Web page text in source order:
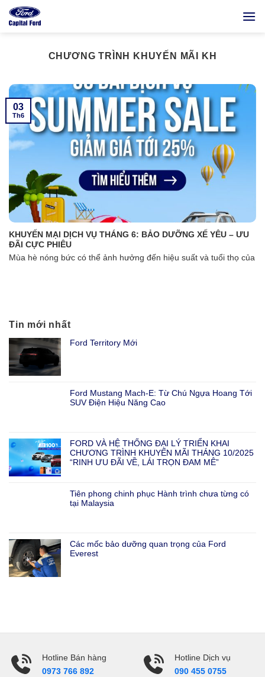
qua
CHƯƠNG TRÌNH KHUYẾN MÃI KH
KHUYẾN MẠI DỊCH VỤ THÁNG 6: BẢO DƯỠNG XẾ YÊU – ƯU
ĐÃI CỰC PHIÊU
Mùa hè nóng bức có thể ảnh hưởng đến hiệu suất và tuổi thọ của
03
Th6
Tin mới nhất
Ford Territory Mới
Ford Mustang Mach-E: Từ Chú Ngựa Hoang Tới
SUV Điện Hiệu Năng Cao
FORD VÀ HỆ THỐNG ĐẠI LÝ TRIỂN KHAI
CHƯƠNG TRÌNH KHUYẾN MÃI THÁNG 10/2025
“RINH ƯU ĐÃI VỀ, LÁI TRỌN ĐAM MÊ”
Tiên phong chinh phục Hành trình chưa từng có
tại Malaysia
Các mốc bảo dưỡng quan trọng của Ford
Everest
Hotline Bán hàng
0973 766 892
Hotline Dịch vụ
090 455 0755